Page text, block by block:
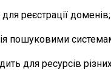
реєстрації доменів;
пошуковими
для ресурсів